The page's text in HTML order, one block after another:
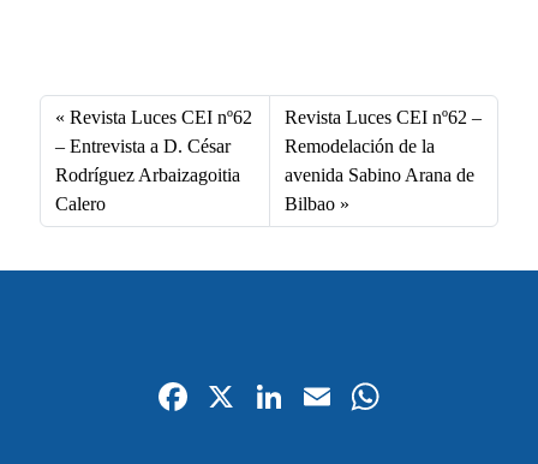
bo
ok
ed
In
ail
ts
A
pp
Revista Luces CEI nº62
– Entrevista a D. César
Rodríguez Arbaizagoitia
Calero
Revista Luces CEI nº62 –
Remodelación de la
avenida Sabino Arana de
Bilbao
Fa
X
Li
E